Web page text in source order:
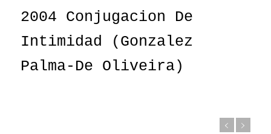
2004 Conjugacion De
Intimidad (Gonzalez
Palma-De Oliveira)